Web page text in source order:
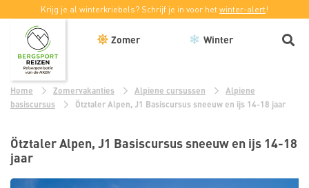
Krijg je al winterkriebels? Schrijf je in voor het winter-alert!
Zomer Winter
Home Zomervakanties Alpiene cursussen
Alpiene
basiscursus
Ötztaler Alpen, J1 Basiscursus sneeuw en ijs 14-18 jaar
Ötztaler Alpen, J1 Basiscursus sneeuw en ijs 14-18
jaar